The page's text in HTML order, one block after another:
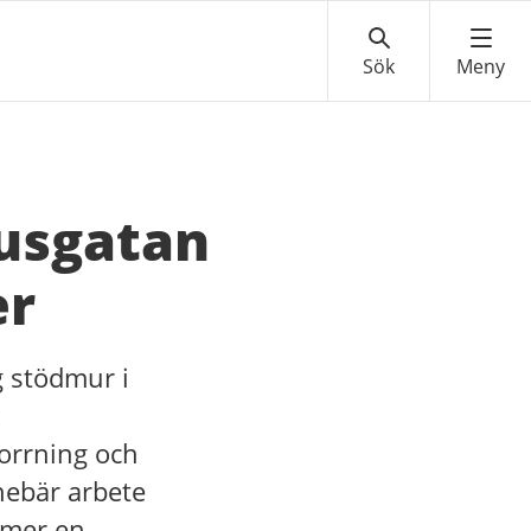
stödmur i
och
arbete